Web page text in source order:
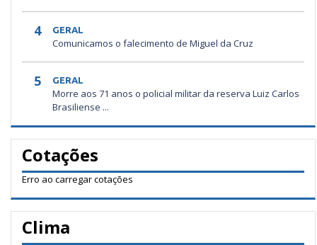
4 GERAL
Comunicamos o falecimento de Miguel da Cruz
5 GERAL
Morre aos 71 anos o policial militar da reserva Luiz Carlos
Brasiliense ...
Cotações
Erro ao carregar cotações
Clima